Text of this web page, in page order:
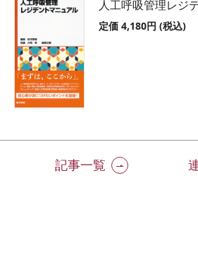
人工呼吸管理レジ
定価 4,180円 (税込)
記事一覧